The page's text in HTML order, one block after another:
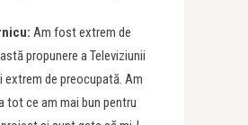
Am fost extrem de
propunere a Televiziunii
extrem de preocupată. Am
tot ce am mai bun pentru